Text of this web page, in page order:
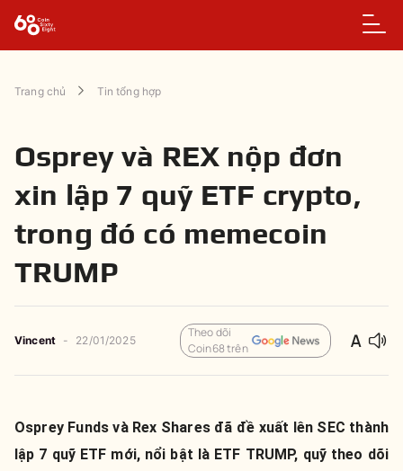
Trang chủ Tin tổng hợp
Osprey và REX nộp đơn
xin lập 7 quỹ ETF crypto,
trong đó có memecoin
TRUMP
Vincent - 22/01/2025
Theo dõi
Coin68 trên
Osprey Funds và Rex Shares đã đề xuất lên SEC thành
lập 7 quỹ ETF mới, nổi bật là ETF TRUMP, quỹ theo dõi